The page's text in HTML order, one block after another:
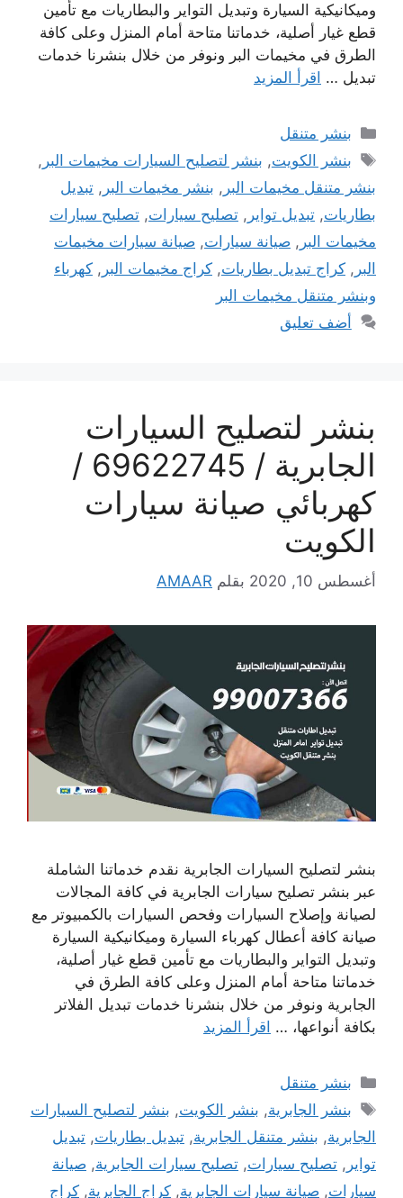
وميكانيكية السيارة وتبديل التواير والبطاريات مع تأمين
قطع غيار أصلية، خدماتنا متاحة أمام المنزل وعلى كافة
الطرق في مخيمات البر ونوفر من خلال بنشرنا خدمات
تبديل … اقرأ المزيد
التصنيفات
بنشر متنقل
الوسوم
بنشر الكويت, بنشر لتصليح السيارات مخيمات البر ,
بنشر متنقل مخيمات البر , بنشر مخيمات البر , تبديل
بطاريات, تبديل تواير , تصليح سيارات, تصليح سيارات
مخيمات البر , صيانة سيارات, صيانة سيارات مخيمات
البر , كراج تبديل بطاريات, كراج مخيمات البر , كهرباء
وبنشر متنقل مخيمات البر
أضف تعليق
بنشر لتصليح السيارات
الجابرية / 69622745 /
كهربائي صيانة سيارات
الكويت
أغسطس 10, 2020 بقلم AMAAR
بنشر لتصليح السيارات الجابرية نقدم خدماتنا الشاملة
عبر بنشر تصليح سيارات الجابرية في كافة المجالات
لصيانة وإصلاح السيارات وفحص السيارات بالكمبيوتر مع
صيانة كافة أعطال كهرباء السيارة وميكانيكية السيارة
وتبديل التواير والبطاريات مع تأمين قطع غيار أصلية،
خدماتنا متاحة أمام المنزل وعلى كافة الطرق في
الجابرية ونوفر من خلال بنشرنا خدمات تبديل الفلاتر
بكافة أنواعها، … اقرأ المزيد
التصنيفات
بنشر متنقل
الوسوم
بنشر الجابرية, بنشر الكويت, بنشر لتصليح السيارات
الجابرية, بنشر متنقل الجابرية, تبديل بطاريات, تبديل
تواير , تصليح سيارات, تصليح سيارات الجابرية, صيانة
سيارات, صيانة سيارات الجابرية, كراج الجابرية, كراج